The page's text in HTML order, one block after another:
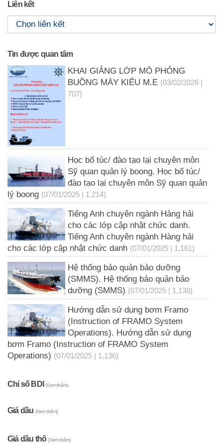
Liên kết
Tin được quan tâm
KHAI GIẢNG LỚP MÔ PHỎNG
BUỒNG MÁY KIỂU M.E (03/02/2026 |
707)
Học bổ túc/ đào tạo lại chuyên môn
Sỹ quan quản lý boong. Học bổ túc/
đào tạo lại chuyên môn Sỹ quan quản
lý boong (07/01/2025 | 1,214)
Tiếng Anh chuyên ngành Hàng hải
cho các lớp cập nhật chức danh.
Tiếng Anh chuyên ngành Hàng hải
cho các lớp cập nhật chức danh (07/01/2025 | 1,161)
Hệ thống bảo quản bảo dưỡng
(SMMS). Hệ thống bảo quản bảo
dưỡng (SMMS) (07/01/2025 | 1,138)
Hướng dẫn sử dụng bơm Framo
(Instruction of FRAMO System
Operations). Hướng dẫn sử dụng
bơm Framo (Instruction of FRAMO System
Operations) (07/01/2025 | 1,136)
Chỉ số BDI(Xem thêm)
Giá dầu (Xem thêm)
Giá dầu thô(Xem thêm)